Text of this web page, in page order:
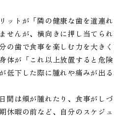
ットが「隣の健康な歯を道連
せんが、横向きに押し当てら
歯で食事を楽しむ力を大きく
体が「これ以上放置すると危
低下した際に腫れや痛みが出
は頬が腫れたり、食事がし
休暇の前など、自分のスケジ